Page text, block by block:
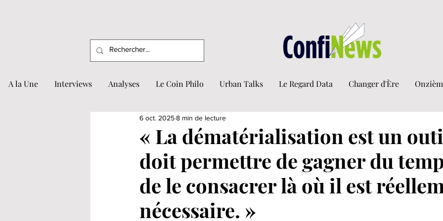
A la Une Interviews Analyses Le Coin Philo Urban Talks Le Regard Data Changer d'Ère
« La dématérialisation est un
doit permettre de gagner du
de le consacrer là où il est
nécessaire. »
6 oct. 20258 min de lecture